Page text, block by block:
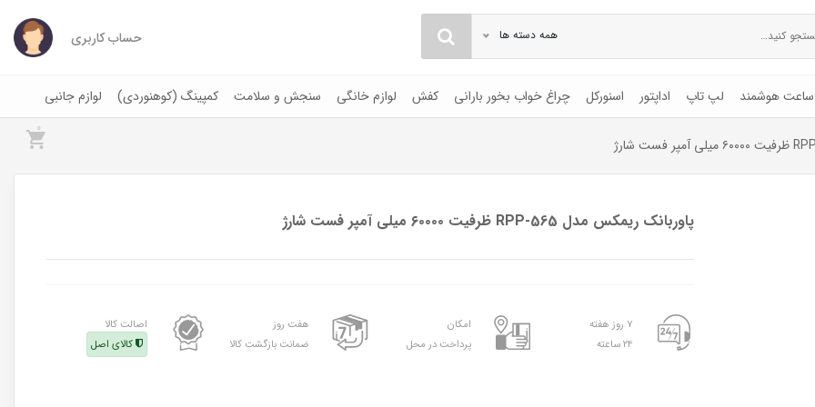
همه دسته ها حساب کاربری
ساعت هوشمند لپ تاپ اداپتور اسنورکل چراغ خواب بخور بارانی کفش لوازم خانگی سنجش و سلامت کمپینگ (کوهنوردی) لوازم جانبی
0
پاوربانک ریمکس مدل RPP-565 ظرفیت ۶۰۰۰۰ میلی آمپر فست شارژ
۷ روز هفته
۲۴ ساعته
امکان
پرداخت در محل
هفت روز
ضمانت بازگشت کالا
اصالت کالا
کالای اصل